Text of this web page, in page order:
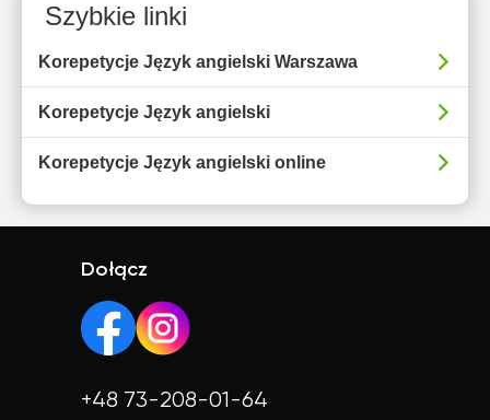
Szybkie linki
Korepetycje Język angielski Warszawa
Korepetycje Język angielski
Korepetycje Język angielski online
Dołącz
+48 73-208-01-64